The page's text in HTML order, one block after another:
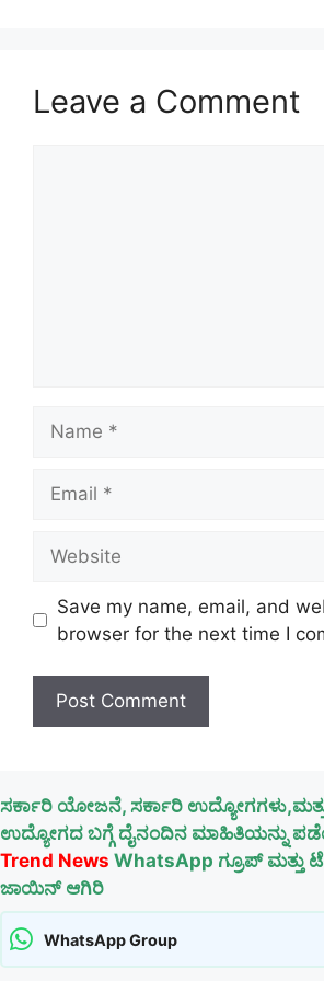
Leave a Comment
Save my name, email, and
browser for the next time I
ಸರ್ಕಾರಿ ಯೋಜನೆ, ಸರ್ಕಾರಿ
ಉದ್ಯೋಗದ ಬಗ್ಗೆ ದೈನಂದಿನ ಮಾಹಿತಿಯನ್ನು
Trend News WhatsApp ಗ್ರೂಪ್ ಮತ್ತು
ಜಾಯಿನ್ ಆಗಿರಿ
WhatsApp Group